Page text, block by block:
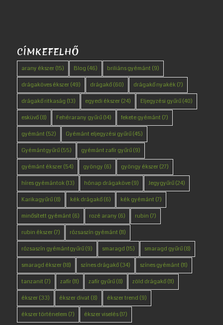
CÍMKEFELHŐ
arany ékszer(15) Blog (46) briliáns gyémánt (9)
drágaköves ékszer(49) drágakő(60) drágakő nyakék(7)
drágakő ritkaság (13) egyedi ékszer(24) Eljegyzési gyűrű(40)
esküvő(8) Fehérarany gyűrű(14) fekete gyémánt (7)
gyémánt (52) Gyémánt eljegyzési gyűrű(45)
Gyémántgyűrű(55) gyémánt zafír gyűrű(9)
gyémánt ékszer(54) gyöngy (6) gyöngy ékszer(27)
híres gyémántok(13) hónap drágaköve(9) Jegygyűrű(24)
Karikagyűrű(8) kék drágakő(6) kék gyémánt (7)
minősített gyémánt (6) rozé arany (6) rubin (7)
rubin ékszer(7) rózsaszín gyémánt (11)
rózsaszín gyémántgyűrű(9) smaragd (15) smaragd gyűrű(8)
smaragd ékszer(18) színes drágakő(34) színes gyémánt (11)
tanzanit (7) zafír(11) zafír gyűrű(8) zöld drágakő(11)
ékszer(33) ékszer divat (8) ékszer trend (9)
ékszer történelem (7) ékszer viselés(17)